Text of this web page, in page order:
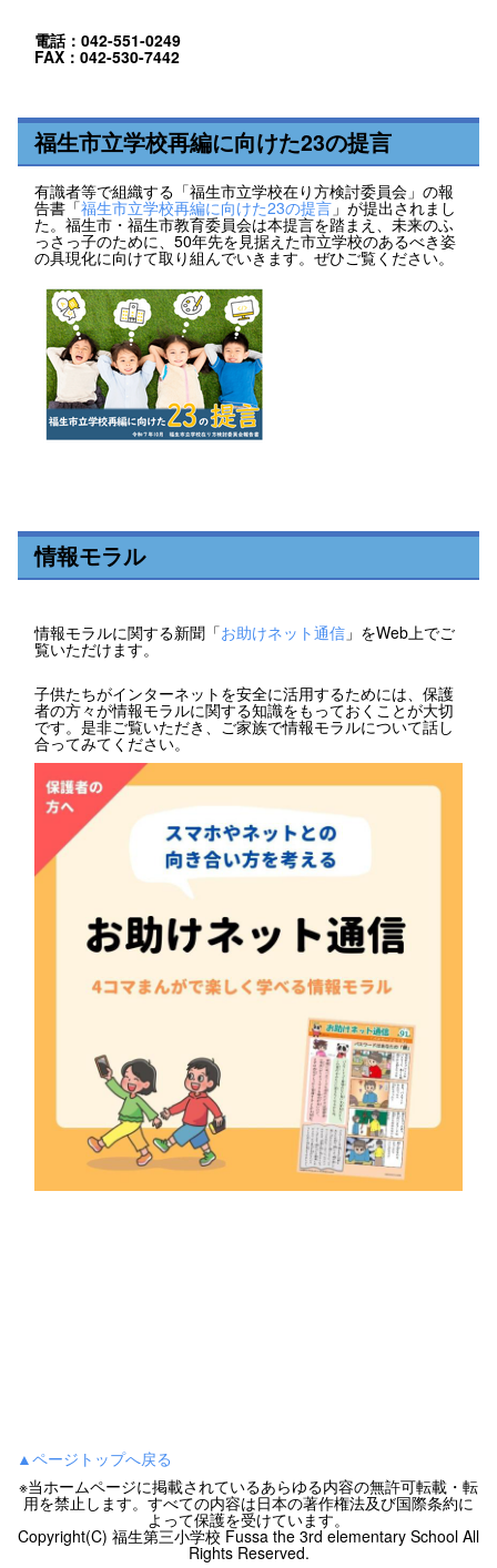
電話：042-551-0249
FAX：042-530-7442
福生市立学校再編に向けた23の提言
有識者等で組織する「福生市立学校在り方検討委員会」の報
告書「福生市立学校再編に向けた23の提言」が提出されまし
た。福生市・福生市教育委員会は本提言を踏まえ、未来のふ
っさっ子のために、50年先を見据えた市立学校のあるべき姿
の具現化に向けて取り組んでいきます。ぜひご覧ください。
情報モラル
情報モラルに関する新聞「お助けネット通信 」をWeb上でご
覧いただけます。
子供たちがインターネットを安全に活用するためには、保護
者の方々が情報モラルに関する知識をもっておくことが大切
です。是非ご覧いただき、ご家族で情報モラルについて話し
合ってみてください。
▲ページトップへ戻る
※当ホームページに掲載されているあらゆる内容の無許可転載・転
用を禁止します。すべての内容は日本の著作権法及び国際条約に
よって保護を受けています。
Copyright(C) 福生第三小学校 Fussa the 3rd elementary School All
Rights Reserved.